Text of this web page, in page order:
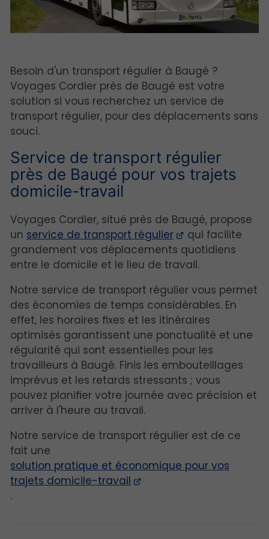
Besoin d'un transport régulier à Baugé ?
Voyages Cordier près de Baugé est votre
solution si vous recherchez un service de
transport régulier, pour des déplacements sans
souci.
Service de transport régulier
près de Baugé pour vos trajets
domicile-travail
Voyages Cordier, situé près de Baugé, propose
un service de transport régulier
qui facilite
grandement vos déplacements quotidiens
entre le domicile et le lieu de travail.
Notre service de transport régulier vous permet
des économies de temps considérables. En
effet, les horaires fixes et les itinéraires
optimisés garantissent une ponctualité et une
régularité qui sont essentielles pour les
travailleurs à Baugé. Finis les embouteillages
imprévus et les retards stressants ; vous
pouvez planifier votre journée avec précision et
arriver à l'heure au travail.
Notre service de transport régulier est de ce
fait une
solution pratique et économique pour vos
trajets domicile-travail
.